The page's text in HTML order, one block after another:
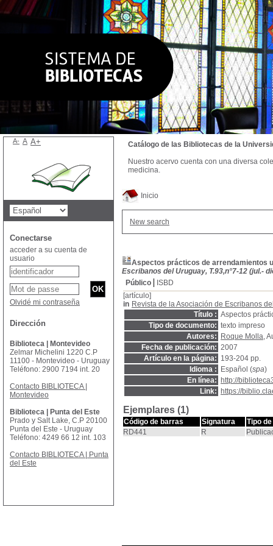
Inicio
New search
Aspectos prácticos de arrendamientos
Escribanos del Uruguay, T.93,n°7-12 (jul.-
Público
ISBD
[artículo]
in Revista de la Asociación de Escribanos
Título : Aspectos
Tipo de documento: texto impreso
Autores:
Roque Molla,
Fecha de publicación: 2007
Artículo en la página: 193-204 pp.
Idioma :
Español (spa)
En línea:
http://
Link:
https://
Ejemplares (1)
Código de barras Signatura
Tipo
RD441
R
Catálogo de las Bibliotecas de la
Nuestro acervo cuenta con una diversa
medicina.
A- A A+
Conectarse
acceder a su cuenta de
usuario
Olvidé mi contraseña
Dirección
Biblioteca | Montevideo
Zelmar Michelini 1220 C.P
11100 - Montevideo - Uruguay
Teléfono: 2900 7194 int. 20
Contacto BIBLIOTECA |
Montevideo
Biblioteca | Punta del Este
Prado y Salt Lake, C.P 20100
Punta del Este - Uruguay
Teléfono: 4249 66 12 int. 103
Contacto BIBLIOTECA | Punta
del Este